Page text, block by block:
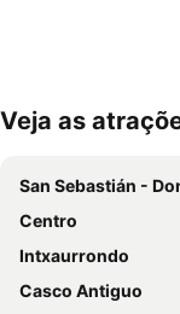
Ampliar mapa
Veja as
San Sebastián -
Centro
Intxaurrondo
Casco Antiguo